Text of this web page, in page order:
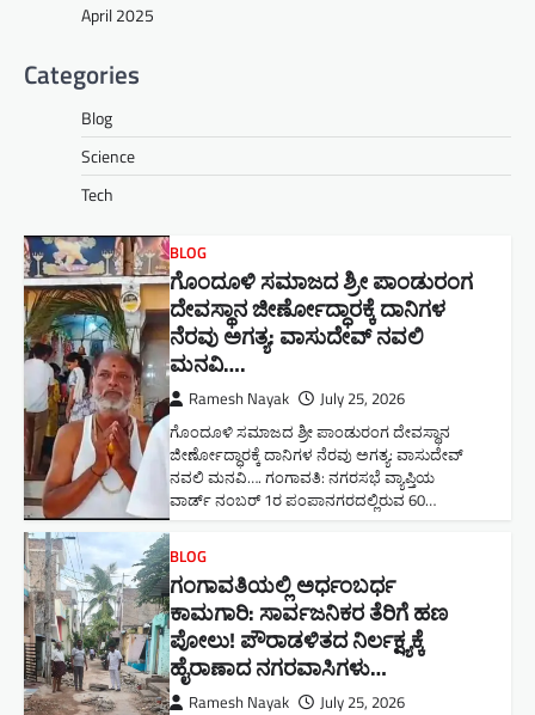
April 2025
Categories
Blog
Science
Tech
BLOG
ಗೊಂದೂಳಿ ಸಮಾಜದ ಶ್ರೀ ಪಾಂಡುರಂಗ
ದೇವಸ್ಥಾನ ಜೀರ್ಣೋದ್ಧಾರಕ್ಕೆ ದಾನಿಗಳ
ನೆರವು ಅಗತ್ಯ: ವಾಸುದೇವ್ ನವಲಿ
ಮನವಿ​….
Ramesh Nayak July 25, 2026
ಗೊಂದೂಳಿ ಸಮಾಜದ ಶ್ರೀ ಪಾಂಡುರಂಗ ದೇವಸ್ಥಾನ
ಜೀರ್ಣೋದ್ಧಾರಕ್ಕೆ ದಾನಿಗಳ ನೆರವು ಅಗತ್ಯ: ವಾಸುದೇವ್
ನವಲಿ ಮನವಿ​…. ಗಂಗಾವತಿ: ​ನಗರಸಭೆ ವ್ಯಾಪ್ತಿಯ
ವಾರ್ಡ್ ನಂಬರ್ 1ರ ಪಂಪಾನಗರದಲ್ಲಿರುವ 60…
BLOG
ಗಂಗಾವತಿಯಲ್ಲಿ ಅರ್ಧಂಬರ್ಧ
ಕಾಮಗಾರಿ: ಸಾರ್ವಜನಿಕರ ತೆರಿಗೆ ಹಣ
ಪೋಲು! ಪೌರಾಡಳಿತದ ನಿರ್ಲಕ್ಷ್ಯಕ್ಕೆ
ಹೈರಾಣಾದ ನಗರವಾಸಿಗಳು​…
Ramesh Nayak July 25, 2026